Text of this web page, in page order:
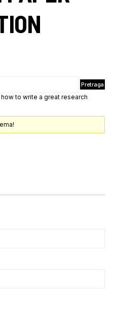
to write a great research